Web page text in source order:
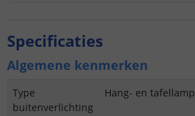
Specificaties
Algemene kenmerken
Type
buitenverlichting
Hang- en tafellamp